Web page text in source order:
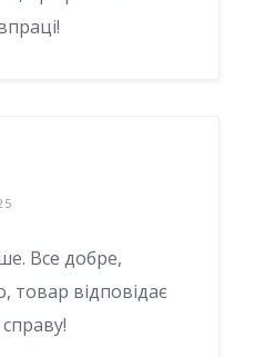
Все добре,
товар відповідає